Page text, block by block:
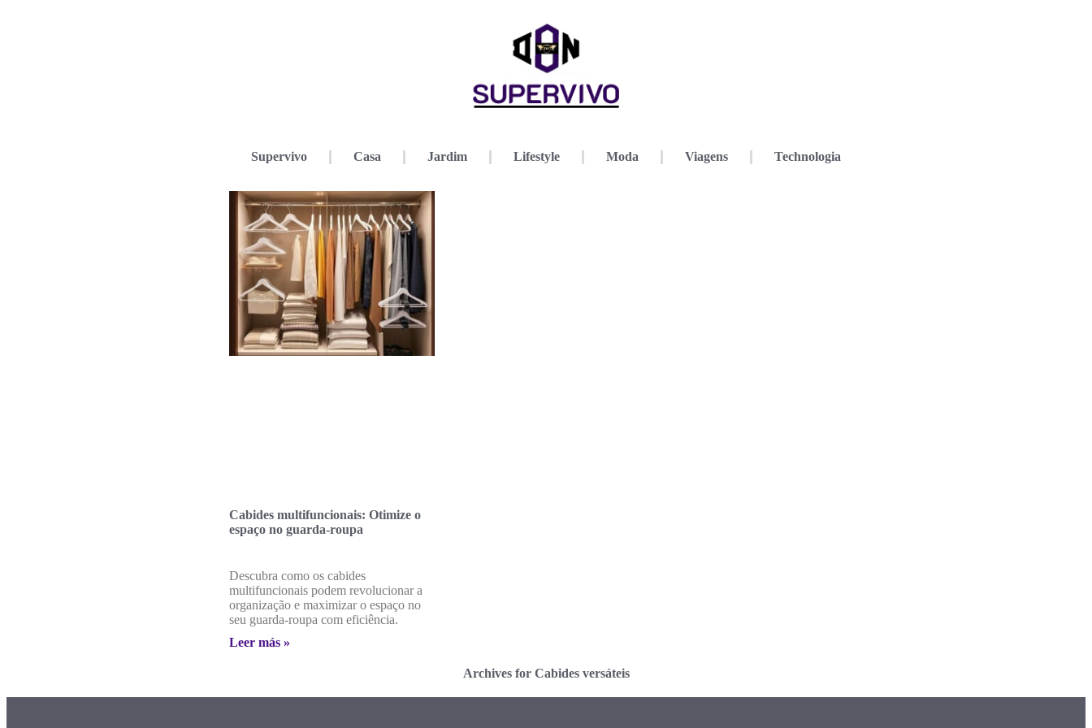
Supervivo Casa Jardim Lifestyle Moda Viagens Technologia
Cabides multifuncionais: Otimize o
espaço no guarda-roupa
Descubra como os cabides
multifuncionais podem revolucionar a
organização e maximizar o espaço no
seu guarda-roupa com eficiência.
Leer más »
Archives for Cabides versáteis